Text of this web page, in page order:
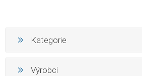
Kategorie
Výrobci